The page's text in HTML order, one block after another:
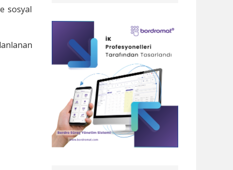
sosyal